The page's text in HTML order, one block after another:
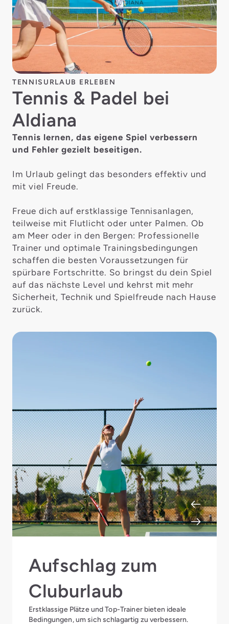
TENNISURLAUB ERLEBEN
Tennis & Padel bei
Aldiana
Tennis lernen, das eigene Spiel verbessern
und Fehler gezielt beseitigen.
Im Urlaub gelingt das besonders effektiv und
mit viel Freude.
Freue dich auf erstklassige Tennisanlagen,
teilweise mit Flutlicht oder unter Palmen. Ob
am Meer oder in den Bergen: Professionelle
Trainer und optimale Trainingsbedingungen
schaffen die besten Voraussetzungen für
spürbare Fortschritte. So bringst du dein Spiel
auf das nächste Level und kehrst mit mehr
Sicherheit, Technik und Spielfreude nach Hause
zurück.
Aufschlag zum
Cluburlaub
Erstklassige Plätze und Top-Trainer bieten ideale
Bedingungen, um sich schlagartig zu verbessern.